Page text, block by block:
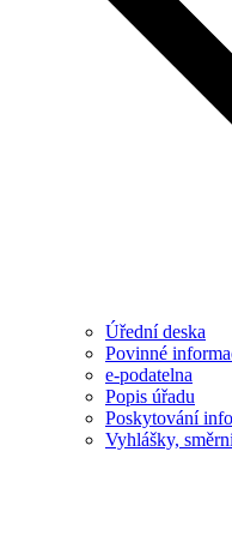
Úřední deska
Povinné
e-podatelna
Popis úřadu
Poskytování
Vyhlášky,